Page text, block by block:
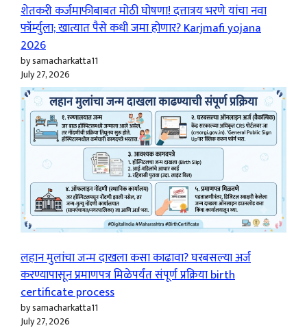
शेतकरी कर्जमाफीबाबत मोठी घोषणा! दत्तात्रय भरणे यांचा नवा
फॉर्म्युला; खात्यात पैसे कधी जमा होणार? Karjmafi yojana
2026
by samacharkatta11
July 27, 2026
लहान मुलांचा जन्म दाखला कसा काढावा? घरबसल्या अर्ज
करण्यापासून प्रमाणपत्र मिळेपर्यंत संपूर्ण प्रक्रिया birth
certificate process
by samacharkatta11
July 27, 2026